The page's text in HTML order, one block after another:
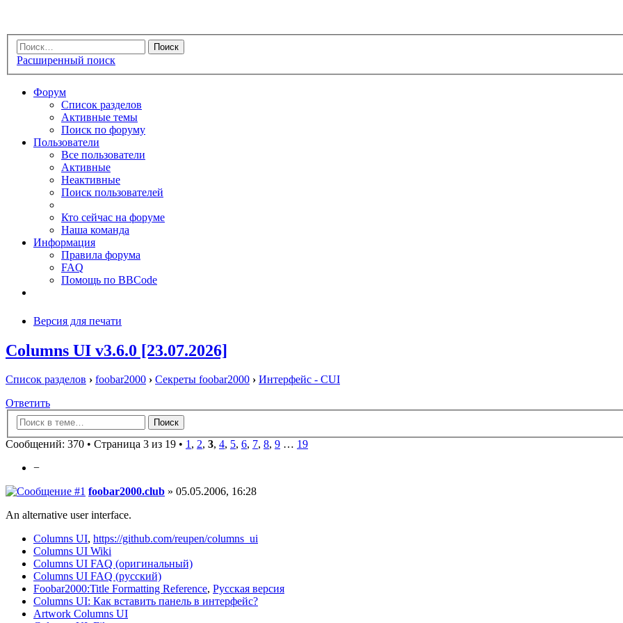
Расширенный поиск
Форум
Список разделов
Активные темы
Поиск по форуму
Пользователи
Все пользователи
Активные
Неактивные
Поиск пользователей
Кто сейчас на форуме
Наша команда
Информация
Правила форума
FAQ
Помощь по BBCode
Версия для печати
Columns UI v3.6.0 [23.07.2026]
Список разделов › foobar2000 › Секреты foobar2000 › Интерфейс - CUI
Ответить
Сообщений: 370 • Страница 3 из 19 • 1 , 2, 3, 4, 5, 6, 7, 8, 9 … 19
−
foobar2000.club » 05.05.2006, 16:28
An alternative user interface.
Columns UI, https://github.com/reupen/columns_ui
Columns UI Wiki
Columns UI FAQ (оригинальный)
Columns UI FAQ (русский)
Foobar2000:Title Formatting Reference, Русская версия
Columns UI: Как вставить панель в интерфейс?
Artwork Columns UI